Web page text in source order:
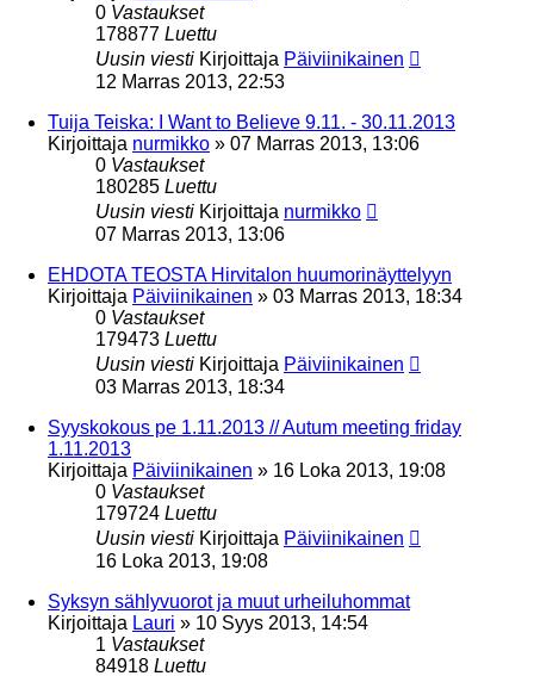
0 Vastaukset
178877 Luettu
Uusin viesti Kirjoittaja Päiviinikainen
12 Marras 2013, 22:53
Tuija Teiska: I Want to Believe 9.11. - 30.11.2013
Kirjoittaja nurmikko » 07 Marras 2013, 13:06
0 Vastaukset
180285 Luettu
Uusin viesti Kirjoittaja nurmikko
07 Marras 2013, 13:06
EHDOTA TEOSTA Hirvitalon huumorinäyttelyyn
Kirjoittaja Päiviinikainen » 03 Marras 2013, 18:34
0 Vastaukset
179473 Luettu
Uusin viesti Kirjoittaja Päiviinikainen
03 Marras 2013, 18:34
Syyskokous pe 1.11.2013 // Autum meeting friday
1.11.2013
Kirjoittaja Päiviinikainen » 16 Loka 2013, 19:08
0 Vastaukset
179724 Luettu
Uusin viesti Kirjoittaja Päiviinikainen
16 Loka 2013, 19:08
Syksyn sählyvuorot ja muut urheiluhommat
Kirjoittaja Lauri » 10 Syys 2013, 14:54
1 Vastaukset
84918 Luettu